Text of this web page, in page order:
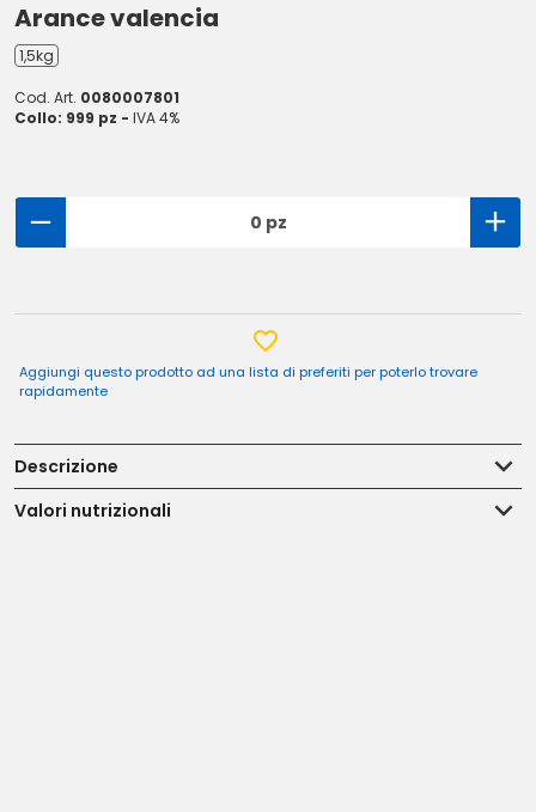
Arance valencia
1,5kg
Cod. Art. 0080007801
Collo: 999 pz - IVA 4%
0 pz
Aggiungi questo prodotto ad una lista di preferiti per poterlo trovare
rapidamente
Descrizione
Valori nutrizionali